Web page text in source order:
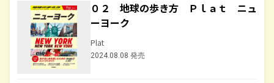
０２ 地球の歩き方 Ｐｌａｔ ニュ
ーヨーク
Plat
2024.08.08 発売